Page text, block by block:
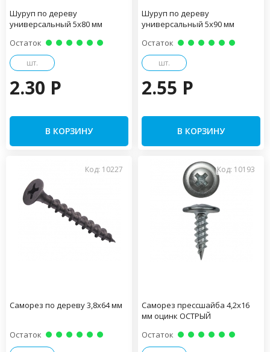
Шуруп по дереву
универсальный 5х80 мм
Остаток
шт.
2.30 P
В КОРЗИНУ
Шуруп по дереву
универсальный 5х90 мм
Остаток
шт.
2.55 P
В КОРЗИНУ
Код: 10227
Саморез по дереву 3,8х64 мм
Остаток
Код: 10193
Саморез прессшайба 4,2х16
мм оцинк ОСТРЫЙ
Остаток